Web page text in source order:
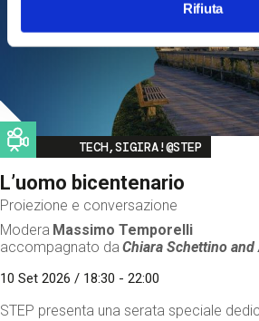
Rifiuta
Image
TECH,SIGIRA!@STEP
L’uomo bicentenario
Proiezione e conversazione
Modera Massimo Temporelli
accompagnato da Chiara Schettino and
10 Set 2026 / 18:30 - 22:00
STEP presenta una serata speciale